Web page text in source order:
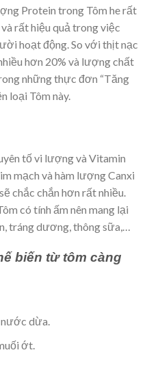
Protein trong Tôm he rất
rất hiệu quả trong việc
hoạt động. So với thịt nạc
hơn 20% và lượng chất
những thực đơn “Tăng
loại Tôm này.
tố vi lượng và Vitamin
mạch và hàm lượng Canxi
chắc chắn hơn rất nhiều.
có tính ấm nên mang lại
tráng dương, thông sữa,…
biến từ tôm càng
nước dừa.
ớt.